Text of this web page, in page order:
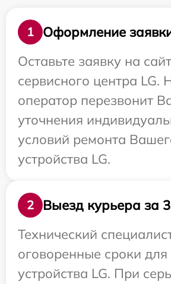
1
Оформление
Оставьте заявку на
сервисного центра LG.
оператор перезвонит
уточнения
условий ремонта
устройства LG.
2
Выезд курьера за
Технический
оговоренные сроки
устройства LG. При